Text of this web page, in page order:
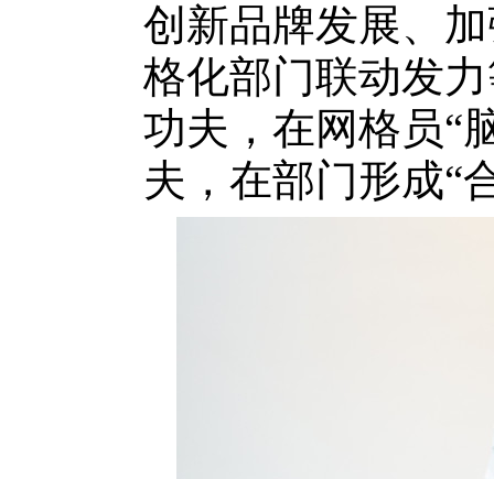
创新品牌发展、
格化部门联动发
功夫，在网格员“
夫，在部门形成“